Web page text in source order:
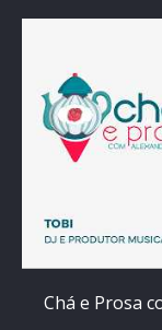
Chá e Prosa